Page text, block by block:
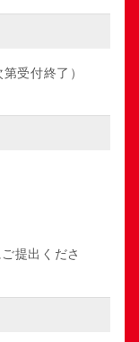
受付終了）
提出くださ